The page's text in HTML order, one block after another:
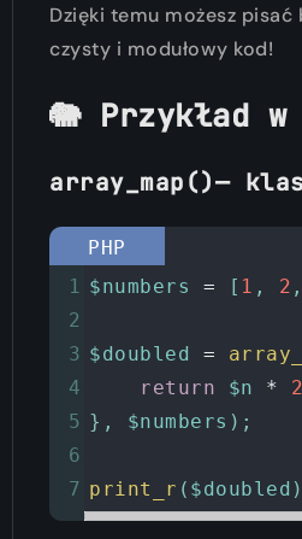
Dzięki temu możesz pisać
czysty i modułowy kod!
🐘 Przykład w
array_map()—
PHP
1
$numbers = [ 1 , 2
2
3 $doubled =
4
return $n * 2
5 }, $numbers );
6
7 print_r ( $doubled